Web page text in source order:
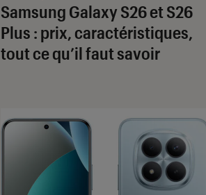
Samsung Galaxy S26 et S26
Plus : prix, caractéristiques,
tout ce qu’il faut savoir